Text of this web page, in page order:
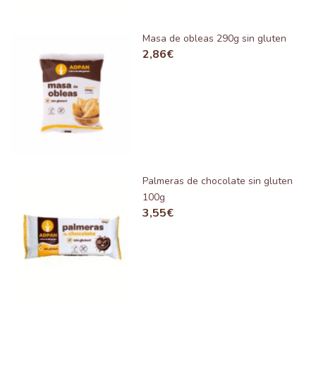
Masa de obleas 290g sin gluten
2,86€
Palmeras de chocolate sin gluten
100g
3,55€